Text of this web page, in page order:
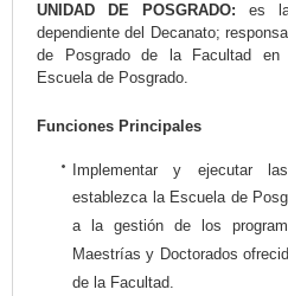
UNIDAD DE POSGRADO: es la
dependiente del Decanato;
de Posgrado de la Facultad en
Escuela de Posgrado.
Funciones Principales
Implementar y ejecutar
establezca la Escuela de
a la gestión de los
Maestrías y Doctorados
de la Facultad.